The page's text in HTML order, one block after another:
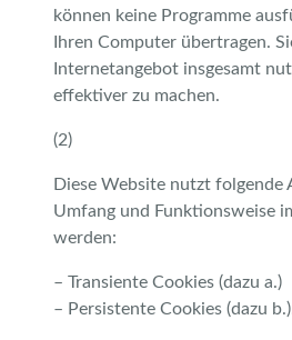
können keine Programme
Ihren Computer übertragen.
Internetangebot insgesamt
effektiver zu machen.
(2)
Diese Website nutzt folgende
Umfang und Funktionsweise
werden:
– Transiente Cookies (dazu a.)
– Persistente Cookies (dazu